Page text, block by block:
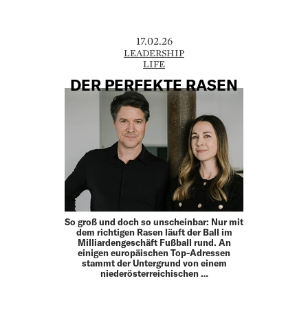
17.02.26
LEADERSHIP
LIFE
DER PERFEKTE RASEN
So groß und doch so unscheinbar: Nur mit
dem richtigen Rasen läuft der Ball im
Milliardengeschäft Fußball rund. An
einigen europäischen Top-Adressen
stammt der Untergrund von einem
niederösterreichischen …